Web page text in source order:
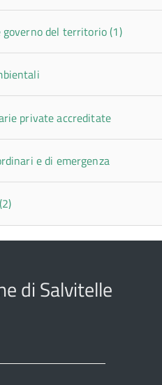
governo del territorio (1)
private accreditate
e di emergenza
di Salvitelle